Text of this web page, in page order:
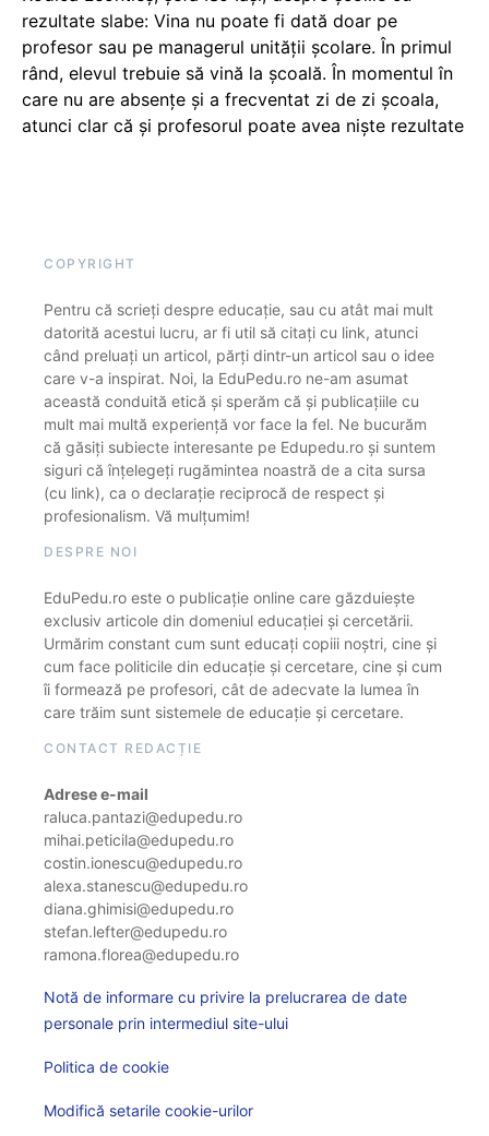
rezultate slabe: Vina nu poate fi dată doar pe
profesor sau pe managerul unității școlare. În primul
rând, elevul trebuie să vină la școală. În momentul în
care nu are absențe și a frecventat zi de zi școala,
atunci clar că și profesorul poate avea niște rezultate
COPYRIGHT
Pentru că scrieți despre educație, sau cu atât mai mult
datorită acestui lucru, ar fi util să citați cu link, atunci
când preluați un articol, părți dintr-un articol sau o idee
care v-a inspirat. Noi, la EduPedu.ro ne-am asumat
această conduită etică și sperăm că și publicațiile cu
mult mai multă experiență vor face la fel. Ne bucurăm
că găsiți subiecte interesante pe Edupedu.ro și suntem
siguri că înțelegeți rugămintea noastră de a cita sursa
(cu link), ca o declarație reciprocă de respect și
profesionalism. Vă mulțumim!
DESPRE NOI
EduPedu.ro este o publicație online care găzduiește
exclusiv articole din domeniul educației și cercetării.
Urmărim constant cum sunt educați copiii noștri, cine și
cum face politicile din educație și cercetare, cine și cum
îi formează pe profesori, cât de adecvate la lumea în
care trăim sunt sistemele de educație și cercetare.
CONTACT REDACȚIE
Adrese e-mail
raluca.pantazi@edupedu.ro
mihai.peticila@edupedu.ro
costin.ionescu@edupedu.ro
alexa.stanescu@edupedu.ro
diana.ghimisi@edupedu.ro
stefan.lefter@edupedu.ro
ramona.florea@edupedu.ro
Notă de informare cu privire la prelucrarea de date
personale prin intermediul site-ului
Politica de cookie
Modifică setarile cookie-urilor